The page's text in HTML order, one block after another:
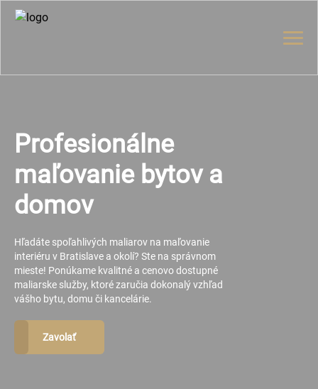
Profesionálne
maľovanie bytov a
domov
Hľadáte spoľahlivých maliarov na maľovanie
interiéru v Bratislave a okolí? Ste na správnom
mieste! Ponúkame kvalitné a cenovo dostupné
maliarske služby, ktoré zaručia dokonalý vzhľad
vášho bytu, domu či kancelárie.
Zavolať